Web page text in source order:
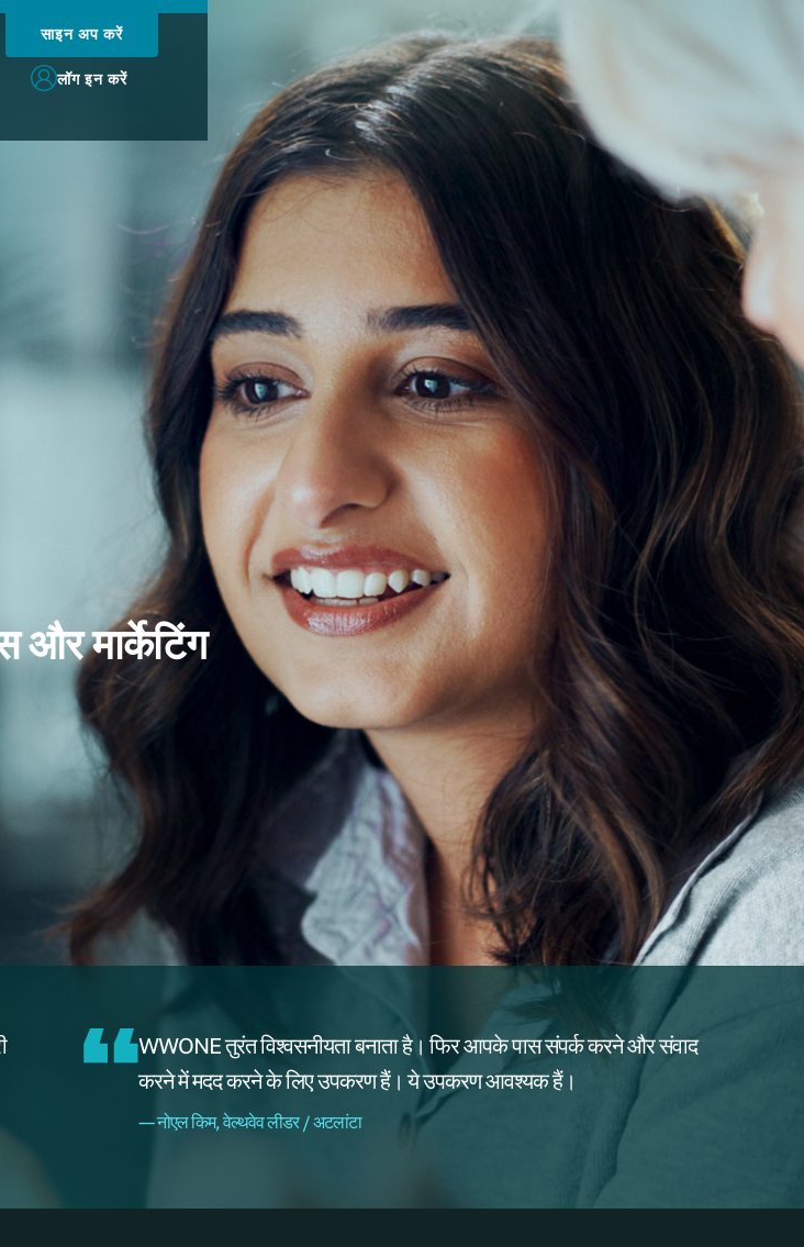
साइन अप करें
लॉग इन करें
मार्केटिंग
WWONE तुरंत विश्वसनीयता बनाता है। फिर आपके पास संपर्क करने और संवाद
करने में मदद करने के लिए उपकरण हैं। ये उपकरण आवश्यक हैं।
–– नोएल किम, वेल्थवेव लीडर / अटलांटा